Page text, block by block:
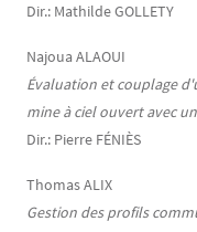
Dir.: Mathilde GOLLETY
Najoua ALAOUI
Évaluation et couplage
mine à ciel ouvert avec
Dir.: Pierre FÉNIÈS
Thomas ALIX
Gestion des profils